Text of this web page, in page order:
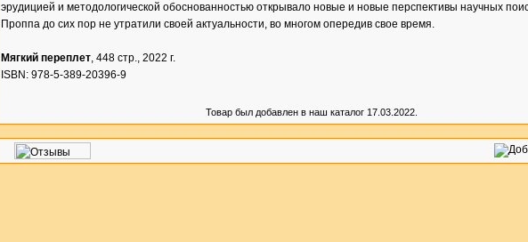
эрудицией и методологической обоснованностью открывало новые и новые перспективы научных
Проппа до сих пор не утратили своей актуальности, во многом опередив свое время.
Мягкий переплет, 448 стр., 2022 г.
ISBN: 978-5-389-20396-9
Товар был добавлен в наш каталог 17.03.2022.